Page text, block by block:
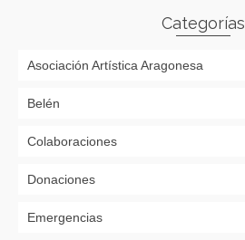
Categorías
Asociación Artística Aragonesa
Belén
Colaboraciones
Donaciones
Emergencias